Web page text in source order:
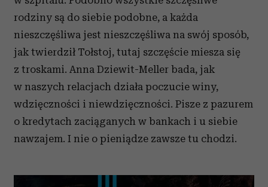
rodziny są do siebie podobne, a każda
nieszczęśliwa jest nieszczęśliwa na swój sposób,
jak twierdził Tołstoj, tutaj szczęście miesza się
z troskami. Anna Dziewit-Meller bada, jak
w naszych relacjach działa poczucie winy,
wdzięczności i niewdzięczności. Pisze z pazurem
o kredytach zaciąganych w bankach i u siebie
nawzajem. I nie o pieniądze zawsze tu chodzi.